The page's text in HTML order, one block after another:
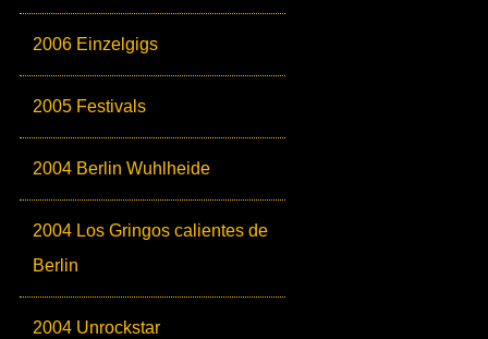
2006 Einzelgigs
2005 Festivals
2004 Berlin Wuhlheide
2004 Los Gringos calientes de
Berlin
2004 Unrockstar